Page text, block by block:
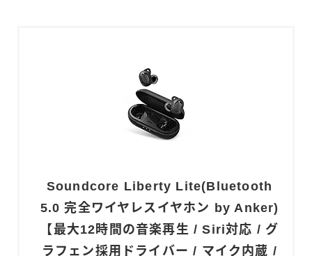
Soundcore Liberty Lite(Bluetooth
5.0 完全ワイヤレスイヤホン by Anker)
【最大12時間の音楽再生 / Siri対応 / グ
ラフェン採用ドライバー / マイク内蔵 /